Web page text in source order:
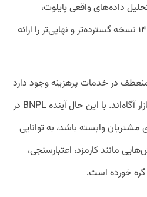
داده‌های واقعی پایلوت،
می‌توانیم در زمستان یا بهار ۱۴۰۶ نسخه گسترده‌تر و نهایی‌تر را ارائه
در خدمات پرهزینه وجود دارد
و پلتفرم‌ها نیز از ظرفیت این بازار آگاه‌اند. با این حال آینده BNPL در
وابسته باشد، به توانایی
مانند کارمزد، اعتبارسنجی،
خورده است.